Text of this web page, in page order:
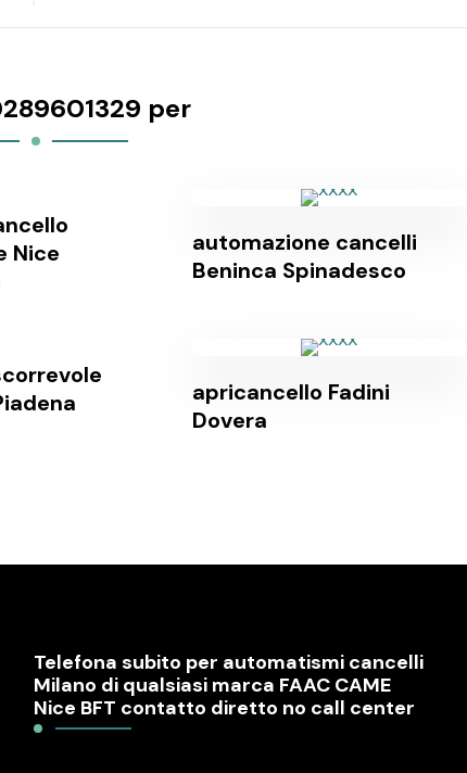
per
Nice
automazione cancelli
Beninca Spinadesco
apricancello Fadini
Dovera
Telefona subito per automatismi cancelli
Milano di qualsiasi marca FAAC CAME
Nice BFT contatto diretto no call center